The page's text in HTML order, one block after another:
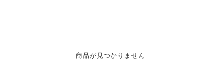
商品が見つかりません